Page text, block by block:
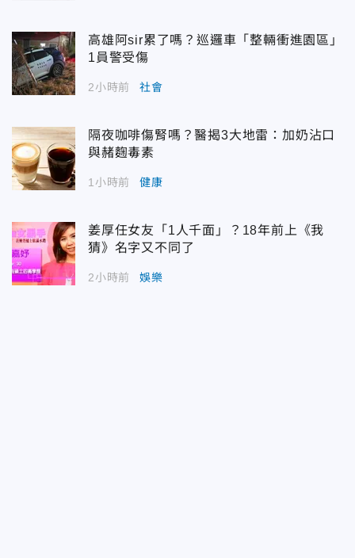
高雄阿sir累了嗎？巡邏車「整輛衝進園區」
1員警受傷
2小時前 社會
隔夜咖啡傷腎嗎？醫揭3大地雷：加奶沾口
與赭麴毒素
1小時前 健康
姜厚任女友「1人千面」？18年前上《我
猜》名字又不同了
2小時前 娛樂